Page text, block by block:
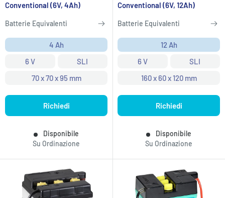
Conventional (6V, 4Ah)
Batterie Equivalenti
4 Ah
6 V
SLI
70 x 70 x 95 mm
Richiedi
Disponibile
Su Ordinazione
Conventional (6V, 12Ah)
Batterie Equivalenti
12 Ah
6 V
SLI
160 x 60 x 120 mm
Richiedi
Disponibile
Su Ordinazione